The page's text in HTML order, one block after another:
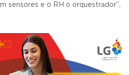
sensores e o RH o orquestrador”,